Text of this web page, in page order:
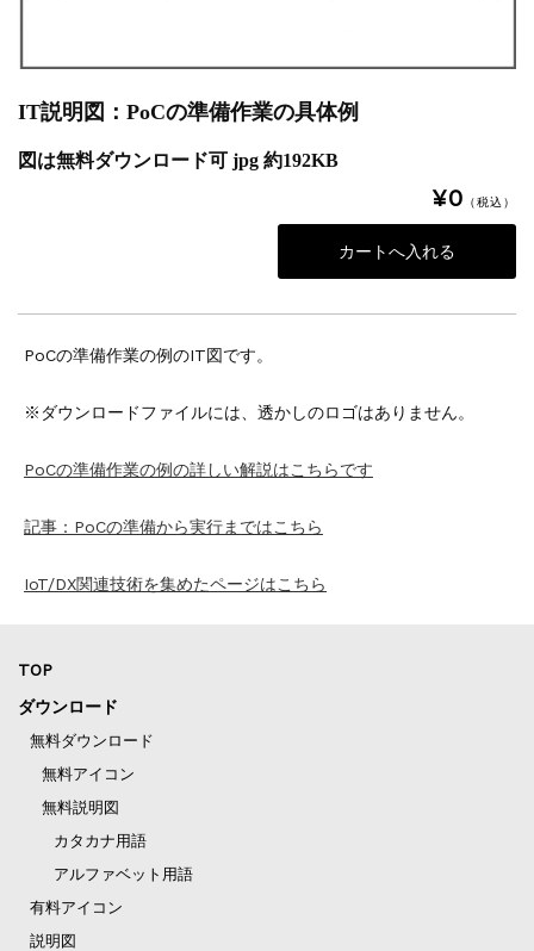
IT説明図：PoCの準備作業の具体例
図は無料ダウンロード可 jpg 約192KB
¥0 （税込）
PoCの準備作業の例のIT図です。
※ダウンロードファイルには、透かしのロゴはありません。
PoCの準備作業の例の詳しい解説はこちらです
記事：PoCの準備から実行まではこちら
IoT/DX関連技術を集めたページはこちら
TOP
ダウンロード
無料ダウンロード
無料アイコン
無料説明図
カタカナ用語
アルファベット用語
有料アイコン
説明図